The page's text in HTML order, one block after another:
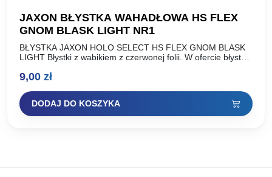
JAXON BŁYSTKA WAHADŁOWA HS FLEX
GNOM BLASK LIGHT NR1
BŁYSTKA JAXON HOLO SELECT HS FLEX GNOM BLASK
LIGHT Błystki z wabikiem z czerwonej folii. W ofercie błystki
9,00 zł
DODAJ DO KOSZYKA